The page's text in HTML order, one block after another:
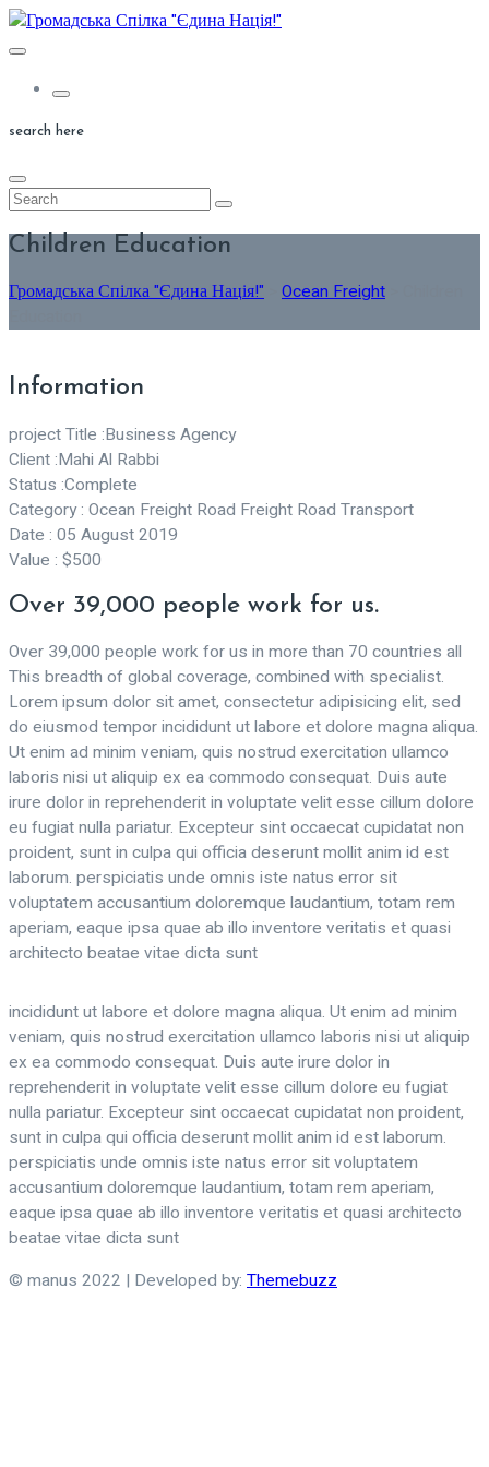
Skip
to
search here
Children Education
Громадська Спілка "Єдина Нація!"
Ocean Freight
Information
project Title :Business Agency
Client :Mahi Al Rabbi
Status :Complete
Category : Ocean Freight Road Freight Road Transport
Date : 05 August 2019
Value : $500
Over 39,000 people work for us.
Over 39,000 people work for us in more than 70 countries all
This breadth of global coverage, combined with specialist.
Lorem ipsum dolor sit amet, consectetur adipisicing elit, sed
do eiusmod tempor incididunt ut labore et dolore magna aliqua.
Ut enim ad minim veniam, quis nostrud exercitation ullamco
laboris nisi ut aliquip ex ea commodo consequat. Duis aute
irure dolor in reprehenderit in voluptate velit esse cillum dolore
eu fugiat nulla pariatur. Excepteur sint occaecat cupidatat non
proident, sunt in culpa qui officia deserunt mollit anim id est
laborum. perspiciatis unde omnis iste natus error sit
voluptatem accusantium doloremque laudantium, totam rem
aperiam, eaque ipsa quae ab illo inventore veritatis et quasi
architecto beatae vitae dicta sunt
incididunt ut labore et dolore magna aliqua. Ut enim ad minim
veniam, quis nostrud exercitation ullamco laboris nisi ut aliquip
ex ea commodo consequat. Duis aute irure dolor in
reprehenderit in voluptate velit esse cillum dolore eu fugiat
nulla pariatur. Excepteur sint occaecat cupidatat non proident,
sunt in culpa qui officia deserunt mollit anim id est laborum.
perspiciatis unde omnis iste natus error sit voluptatem
accusantium doloremque laudantium, totam rem aperiam,
eaque ipsa quae ab illo inventore veritatis et quasi architecto
beatae vitae dicta sunt
© manus 2022 | Developed by: Themebuzz